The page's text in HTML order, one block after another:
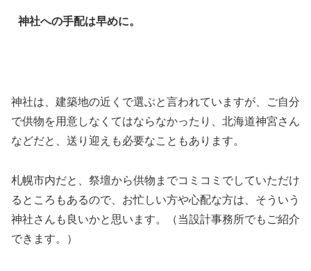
神社への手配は早めに。
神社は、建築地の近くで選ぶと言われていますが、ご自分
で供物を用意しなくてはならなかったり、北海道神宮さん
などだと、送り迎えも必要なこともあります。
札幌市内だと、祭壇から供物までコミコミでしていただけ
るところもあるので、お忙しい方や心配な方は、そういう
神社さんも良いかと思います。（当設計事務所でもご紹介
できます。）